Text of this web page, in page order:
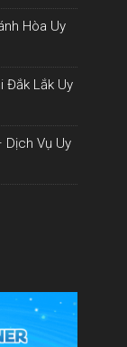
Hòa Uy
Đắk Lắk Uy
Dịch Vụ Uy